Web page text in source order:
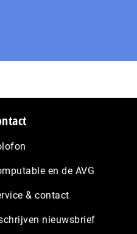
en de AVG
& contact
nieuwsbrief